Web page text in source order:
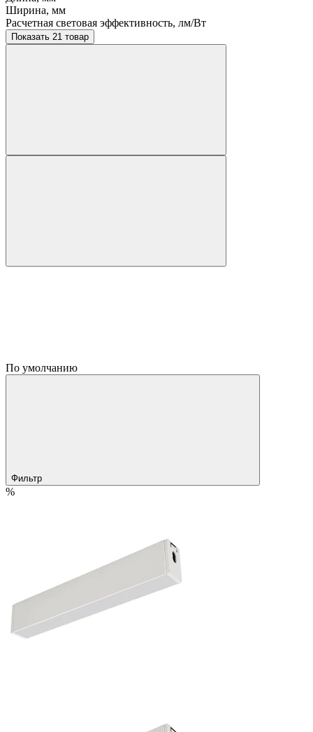
Ширина, мм
Расчетная световая эффективность, лм/Вт
Показать 21 товар
По умолчанию
Фильтр
%